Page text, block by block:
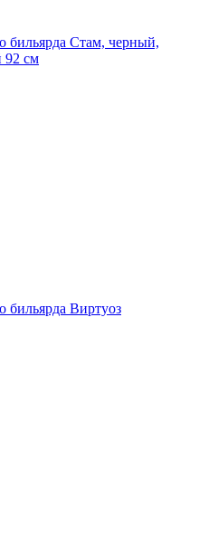
бильярда Стам, черный,
92 см
бильярда Виртуоз